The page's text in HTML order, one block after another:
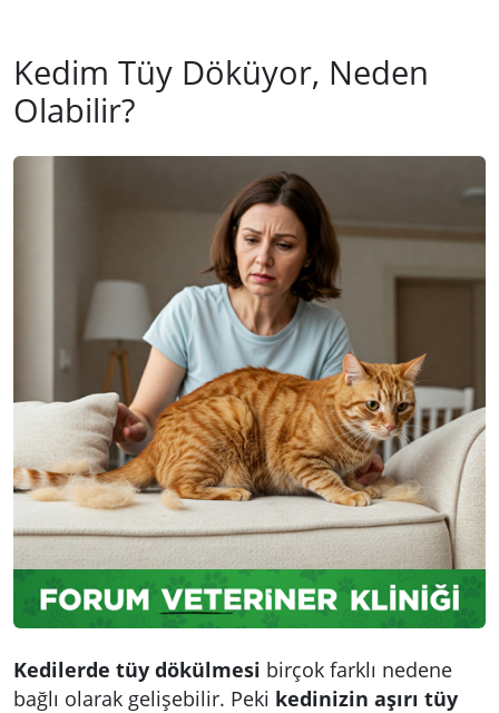
Kedim Tüy Döküyor, Neden
Olabilir?
Kedilerde tüy dökülmesi birçok farklı nedene
bağlı olarak gelişebilir. Peki kedinizin aşırı tüy